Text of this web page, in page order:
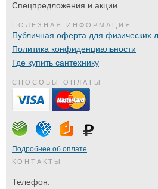
Спецпредложения и акции
ПОЛЕЗНАЯ ИНФОРМАЦИЯ
Публичная оферта для физических
Политика конфиденциальности
Где купить сантехнику
СПОСОБЫ ОПЛАТЫ
Подробнее об оплате
КОНТАКТЫ
Телефон: